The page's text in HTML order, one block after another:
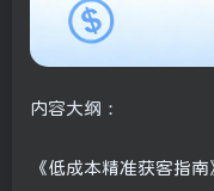
内容大纲：
《低成本精准获客指